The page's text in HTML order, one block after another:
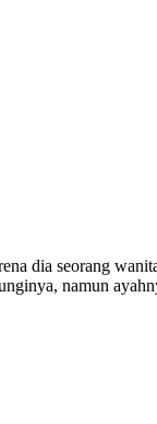
dia seorang
namun